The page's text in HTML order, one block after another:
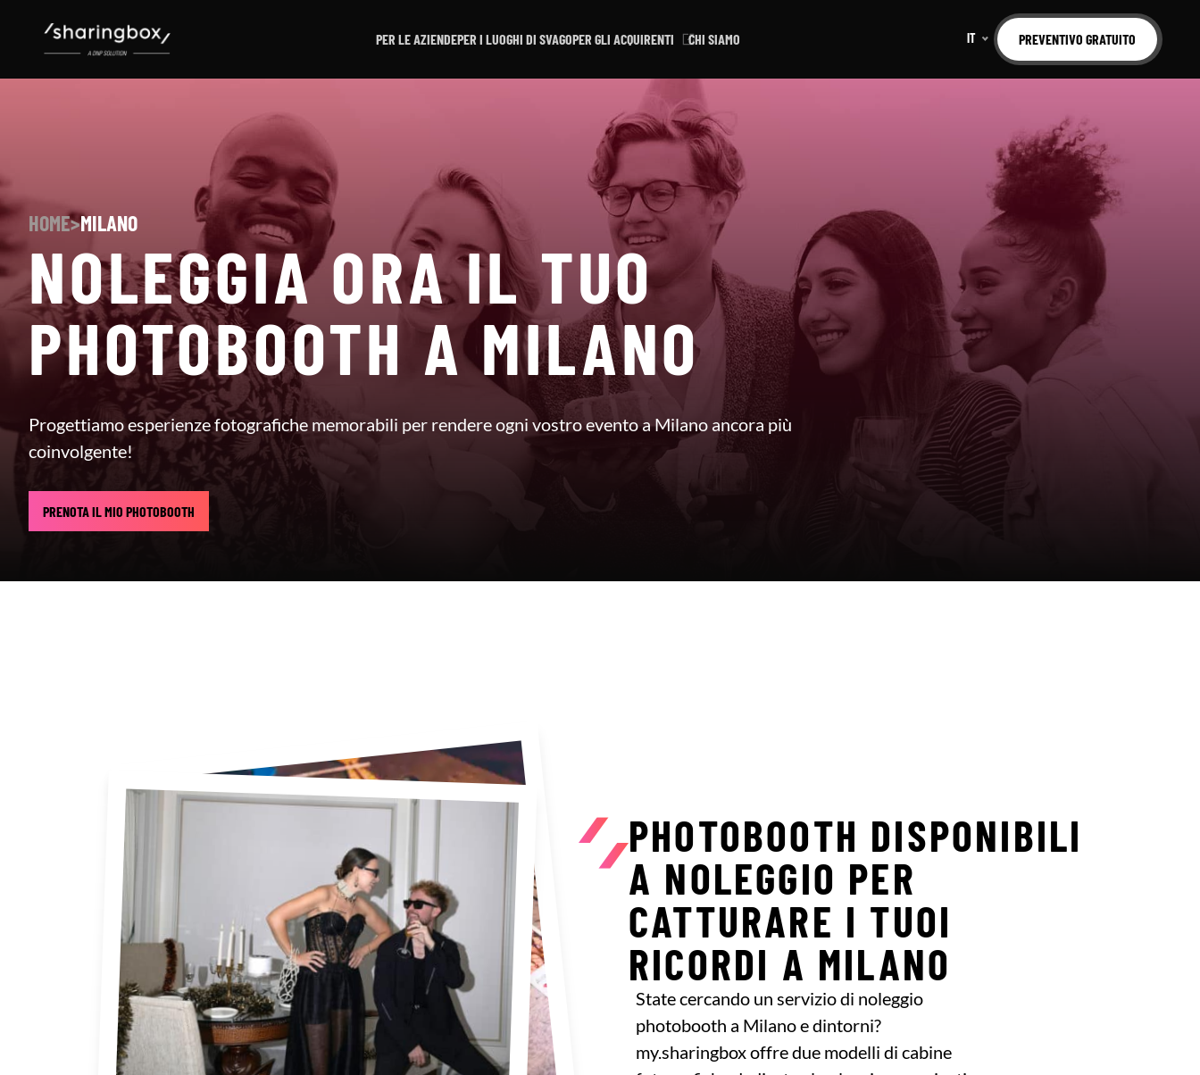
PER LE AZIENDEPER I LUOGHI DI SVAGOPER GLI ACQUIRENTI CHI SIAMO IT PREVENTIVO GRATUITO
HOME>MILANO
NOLEGGIA ORA IL TUO
PHOTOBOOTH A MILANO
Progettiamo esperienze fotografiche memorabili per rendere ogni vostro evento a Milano ancora più
coinvolgente!
PRENOTA IL MIO PHOTOBOOTH
PHOTOBOOTH DISPONIBILI
A NOLEGGIO PER
CATTURARE I TUOI
RICORDI A MILANO
State cercando un servizio di noleggio
photobooth a Milano e dintorni?
my.sharingbox offre due modelli di cabine